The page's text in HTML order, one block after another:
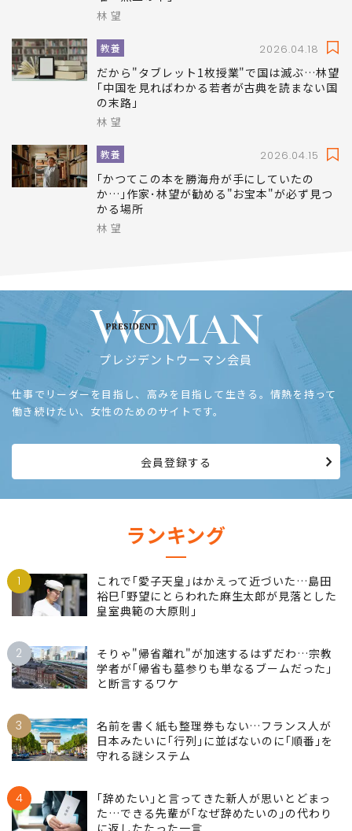
林 望
教養 2026.04.18
だから"タブレット1枚授業"で国は滅ぶ…林望
｢中国を見ればわかる若者が古典を読まない国
の末路｣
林 望
教養 2026.04.15
｢かつてこの本を勝海舟が手にしていたの
か…｣作家･林望が勧める"お宝本"が必ず見つ
かる場所
林 望
プレジデントウーマン会員
仕事でリーダーを目指し、高みを目指して生きる。情熱を持って
働き続けたい、女性のためのサイトです。
会員登録する
ランキング
1
これで｢愛子天皇｣はかえって近づいた…島田
裕巳｢野望にとらわれた麻生太郎が見落とした
皇室典範の大原則｣
2
そりゃ"帰省離れ"が加速するはずだわ…宗教
学者が｢帰省も墓参りも単なるブームだった｣
と断言するワケ
3
名前を書く紙も整理券もない…フランス人が
日本みたいに｢行列｣に並ばないのに｢順番｣を
守れる謎システム
4
｢辞めたい｣と言ってきた新人が思いとどまっ
た…できる先輩が｢なぜ辞めたいの｣の代わり
に返したたった一言